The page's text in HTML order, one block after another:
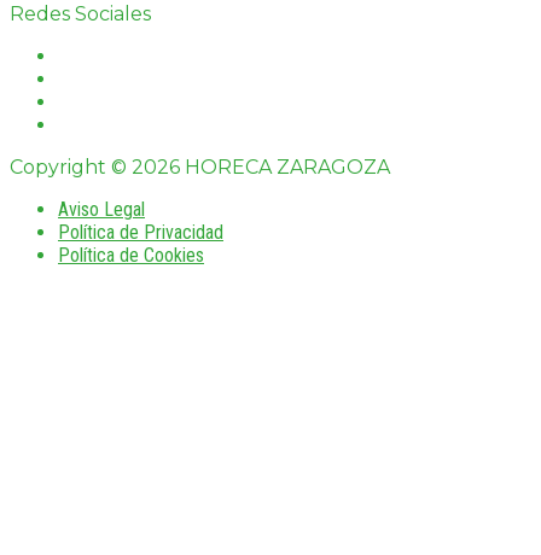
Redes Sociales
Copyright © 2026 HORECA ZARAGOZA
Aviso Legal
Política de Privacidad
Política de Cookies